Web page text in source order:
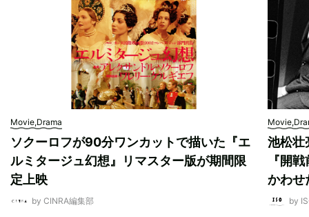
Movie,Drama
ソクーロフが90分ワンカットで描いた『エ
ルミタージュ幻想』リマスター版が期間限
定上映
by CINRA編集部
池松壮
『開
かわせ
by